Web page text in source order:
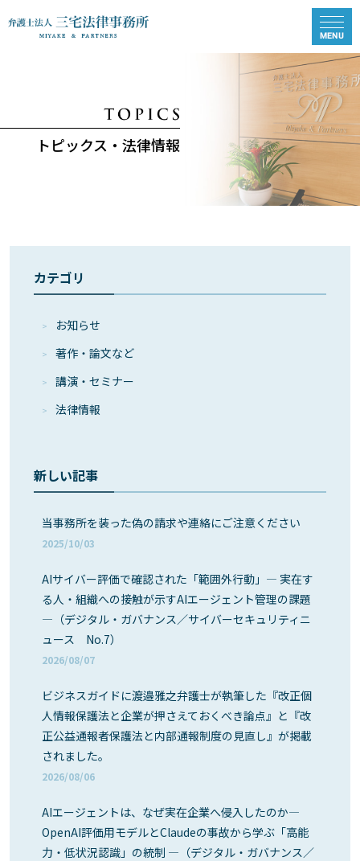
トピックス・法律情報
カテゴリ
お知らせ
著作・論⽂など
講演・セミナー
法律情報
新しい記事
当事務所を装った偽の請求や連絡にご注意ください
2025/10/03
AIサイバー評価で確認された「範囲外行動」― 実在す
る人・組織への接触が示すAIエージェント管理の課題
―（デジタル・ガバナンス／サイバーセキュリティニ
ュース No.7）
2026/08/07
ビジネスガイドに渡邉雅之弁護士が執筆した『改正個
人情報保護法と企業が押さえておくべき論点』と『改
正公益通報者保護法と内部通報制度の見直し』が掲載
されました。
2026/08/06
AIエージェントは、なぜ実在企業へ侵入したのか―
OpenAI評価用モデルとClaudeの事故から学ぶ「高能
力・低状況認識」の統制 ―（デジタル・ガバナンス／